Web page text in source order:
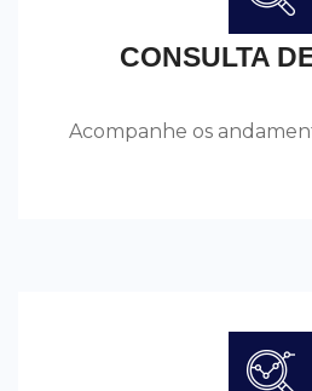
CONSULTA
Acompanhe os